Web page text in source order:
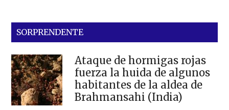
SORPRENDENTE
Ataque de hormigas rojas
fuerza la huida de algunos
habitantes de la aldea de
Brahmansahi (India)